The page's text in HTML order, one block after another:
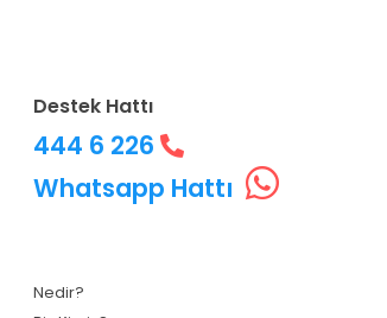
Destek Hattı
444 6 226
Whatsapp Hattı
Nedir?